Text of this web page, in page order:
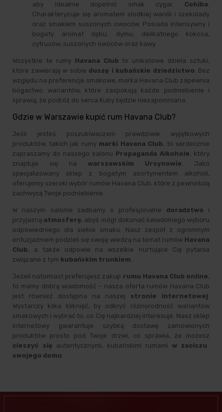
aby idealnie dopełnić smak cygar Cohiba.
Charakteryzuje się aromatem słodkiej wanilii i czekolady
oraz smakiem suszonych owoców. Posiada intensywny i
bogaty aromat dębu, dymu, delikatnego kokosa,
cytrusów, suszonych owoców oraz kawy.
Wszystkie te rumy Havana Club to unikatowe dzieła sztuki,
które zawierają w sobie duszę i kubańskie dziedzictwo. Bez
względu na preferencje smakowe, marka Havana Club zapewnia
bogactwo wariantów, które zaspokoją każde podniebienie i
sprawią, że podróż do serca Kuby będzie niezapomniana.
Gdzie w Warszawie kupić rum Havana Club?
Jeśli jesteś poszukiwaczem prawdziwie wyjątkowych
produktów, takich jak rumy marki Havana Club, to serdecznie
zapraszamy do naszego salonu Propaganda Alkohole, który
znajduje się na warszawskim Ursynowie. Jako
specjalizowany sklep z bogatym asortymentem alkoholi,
oferujemy szeroki wybór rumów Havana Club, które z pewnością
zachwycą Twoje podniebienie.
W naszym salonie zadbamy o profesjonalne doradztwo i
przyjazną atmosferę, abyś mógł dokonać świadomego wyboru
odpowiedniego dla siebie smaku. Nasz zespół z ogromnym
entuzjazmem podzieli się swoją wiedzą na temat rumów Havana
Club, a także odpowie na wszelkie nurtujące Cię pytania
związane z tym kubańskim trunkiem.
Jeżeli natomiast preferujesz zakup rumu Havana Club online,
to mamy dobrą wiadomość – nasza oferta rumów Havana Club
jest również dostępna na naszej stronie internetowej.
Wystarczy kilka kliknięć, by odkryć różnorodność wariantów
smakowych i wybrać to, co Cię najbardziej interesuje. Nasz sklep
internetowy gwarantuje szybką dostawę zamówionych
produktów prosto pod Twoje drzwi, co sprawia, że możesz
cieszyć się autentycznymi, kubańskimi rumami w zaciszu
swojego domu.